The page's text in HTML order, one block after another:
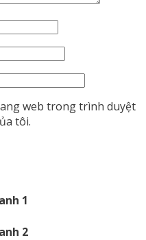
web trong trình duyệt
tôi.
1
2